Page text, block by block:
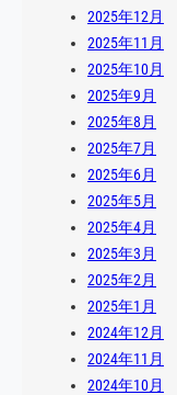
2025年12月
2025年11月
2025年10月
2025年9月
2025年8月
2025年7月
2025年6月
2025年5月
2025年4月
2025年3月
2025年2月
2025年1月
2024年12月
2024年11月
2024年10月